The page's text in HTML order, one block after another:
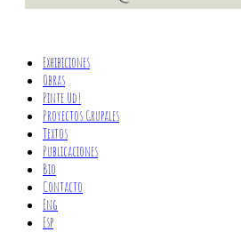
Exhibiciones
Obras
Pinte Ud!
Proyectos Grupales
Textos
Publicaciones
Bio
Contacto
Eng
Esp